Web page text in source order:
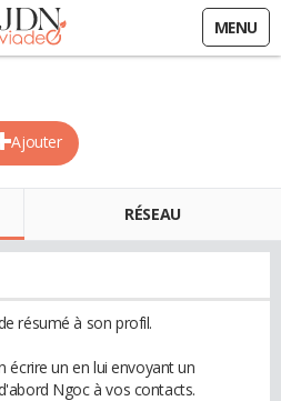
MENU
Ajouter
RÉSEAU
résumé à son profil.
écrire un en lui envoyant un
Ngoc à vos contacts.